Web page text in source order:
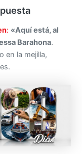
: «Aquí está, al
Barahona.
en la mejilla,